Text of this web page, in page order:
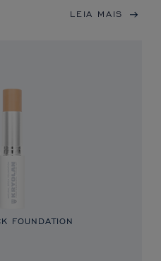
LEIA MAIS
FOUNDATION